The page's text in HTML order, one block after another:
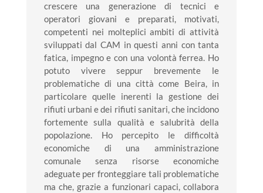
crescere una generazione di tecnici e
operatori giovani e preparati, motivati,
competenti nei molteplici ambiti di attività
sviluppati dal CAM in questi anni con tanta
fatica, impegno e con una volontà ferrea. Ho
potuto vivere seppur brevemente le
problematiche di una città come Beira, in
particolare quelle inerenti la gestione dei
rifiuti urbani e dei rifiuti sanitari, che incidono
fortemente sulla qualità e salubrità della
popolazione. Ho percepito le difficoltà
economiche di una amministrazione
comunale senza risorse economiche
adeguate per fronteggiare tali problematiche
ma che, grazie a funzionari capaci, collabora